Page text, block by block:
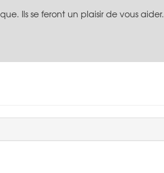
Ils se feront un plaisir de vous aider.